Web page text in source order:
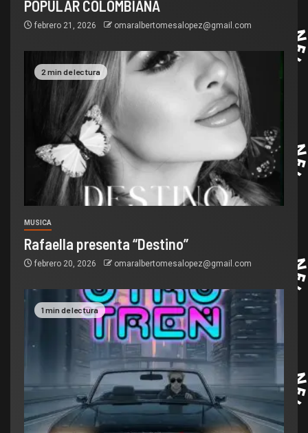
POPULAR COLOMBIANA
febrero 21, 2026 omaralbertomesalopez@gmail.com
2 min de lectura
MUSICA
Rafaella presenta “Destino”
febrero 20, 2026 omaralbertomesalopez@gmail.com
1 min de lectura